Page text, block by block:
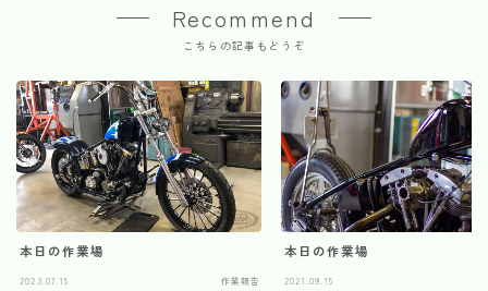
Recommend
こちらの記事もどうぞ
本日の作業場
2023.07.15 作業報告
本日の作業場
2021.09.15